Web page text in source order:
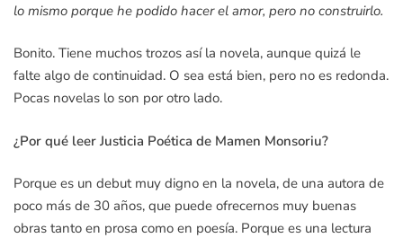
lo mismo porque he podido hacer el amor, pero no construirlo.
Bonito. Tiene muchos trozos así la novela, aunque quizá le
falte algo de continuidad. O sea está bien, pero no es redonda.
Pocas novelas lo son por otro lado.
¿Por qué leer Justicia Poética de Mamen Monsoriu?
Porque es un debut muy digno en la novela, de una autora de
poco más de 30 años, que puede ofrecernos muy buenas
obras tanto en prosa como en poesía. Porque es una lectura